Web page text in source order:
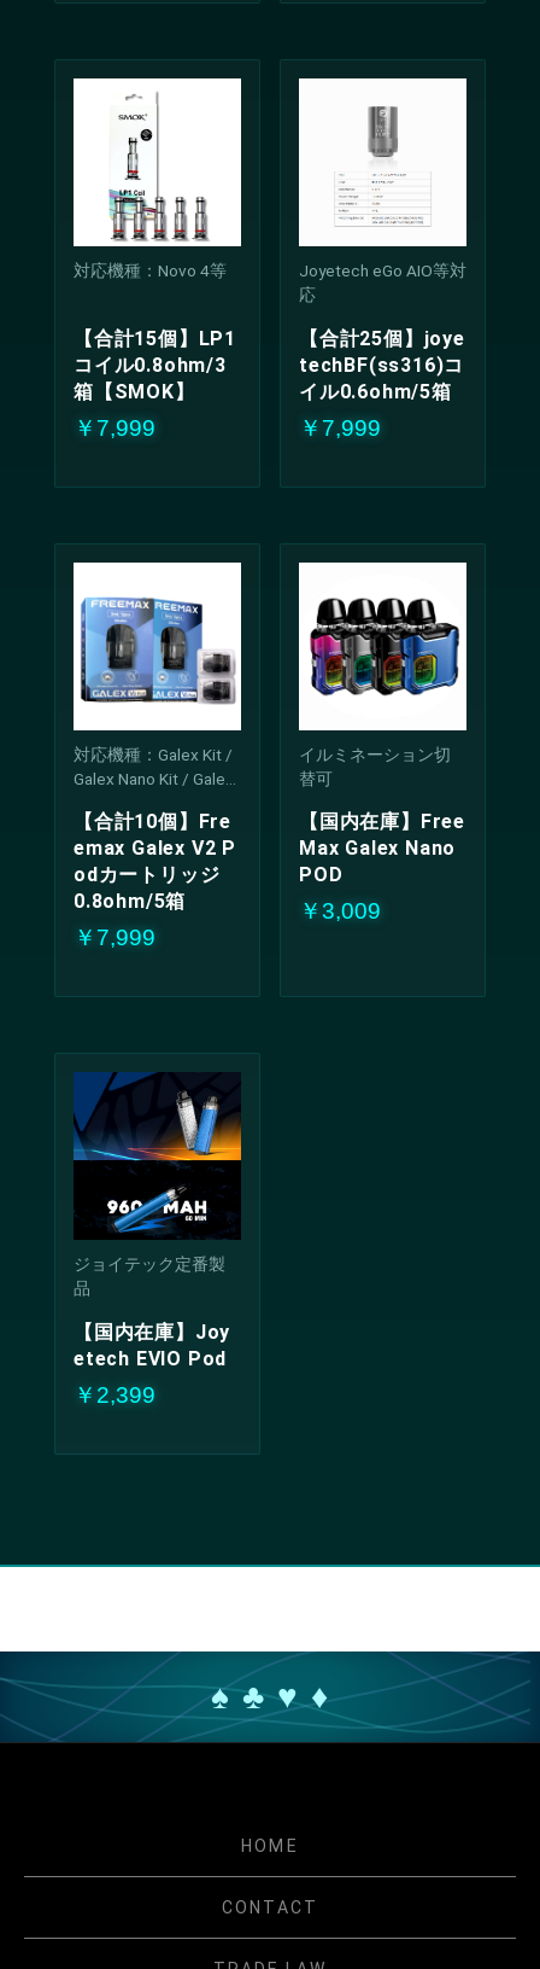
対応機種：Novo 4等
【合計15個】LP1
コイル0.8ohm/3
箱【SMOK】
￥7,999
Joyetech eGo AIO等対
応
【合計25個】joye
techBF(ss316)コ
イル0.6ohm/5箱
￥7,999
対応機種：Galex Kit /
Galex Nano Kit / Galex
Galex Nano 2 Kit / Gale
x Nano S
【合計10個】Fre
emax Galex V2 P
odカートリッジ
0.8ohm/5箱
￥7,999
イルミネーション切
替可
【国内在庫】Free
Max Galex Nano
POD
￥3,009
ジョイテック定番製
品
【国内在庫】Joy
etech EVIO Pod
￥2,399
♠ ♣ ♥ ♦
HOME
CONTACT